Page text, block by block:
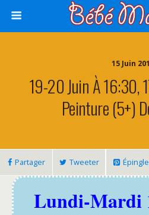
15 Juin
19-20 Juin À 16:30,
Peinture (5+)
Partager Tweeter
Lundi-Mardi